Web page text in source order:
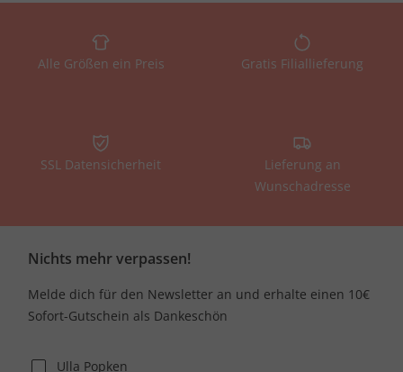
Alle Größen ein Preis Gratis Filiallieferung
SSL Datensicherheit
Lieferung an
Wunschadresse
Nichts mehr verpassen!
Melde dich für den Newsletter an und erhalte einen 10€
Sofort-Gutschein als Dankeschön
Ulla Popken